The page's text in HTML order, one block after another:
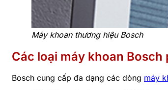
Máy khoan thương hiệu Bosch
Các loại máy khoan Bosch
Bosch cung cấp đa dạng các dòng máy